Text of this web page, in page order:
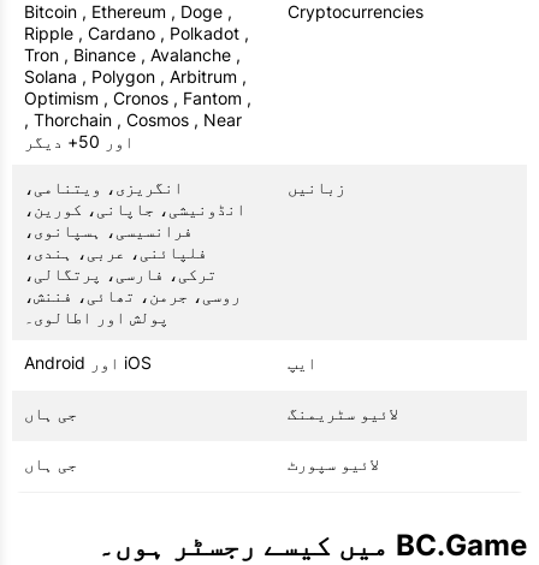
Cryptocurrencies
Bitcoin , Ethereum , Doge ,
Ripple , Cardano , Polkadot ,
Tron , Binance , Avalanche ,
Solana , Polygon , Arbitrum ,
Optimism , Cronos , Fantom ,
Thorchain , Cosmos , Near ,
اور 50+ دیگر
زبانیں
انگریزی، ویتنامی،
انڈونیشی، جاپانی، کورین،
فرانسیسی، ہسپانوی،
فلپائنی، عربی، ہندی،
ترکی، فارسی، پرتگالی،
روسی، جرمن، تھائی، فننش،
پولش اور اطالوی۔
ایپ iOS اور Android
لائیو سٹریمنگ جی ہاں
لائیو سپورٹ جی ہاں
BC.Game میں کیسے رجسٹر ہوں۔